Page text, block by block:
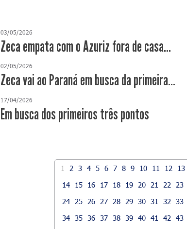
03/05/2026
Zeca empata com o Azuriz fora de casa...
02/05/2026
Zeca vai ao Paraná em busca da primeira...
17/04/2026
​Em busca dos primeiros três pontos
1 2 3 4 5 6 7 8 9 10 11 12
13
14
15 16 17 18 19 20 21 22
23
24
25 26 27 28 29 30 31 32
33
34 35 36 37 38 39 40 41 42
43